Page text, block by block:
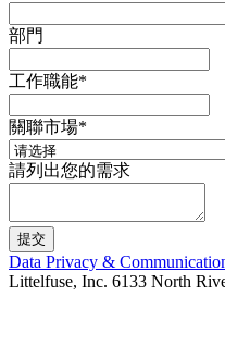
部門
工作職能*
關聯市場*
請列出您的需求
Data Privacy &
Littelfuse, Inc. 6133 North